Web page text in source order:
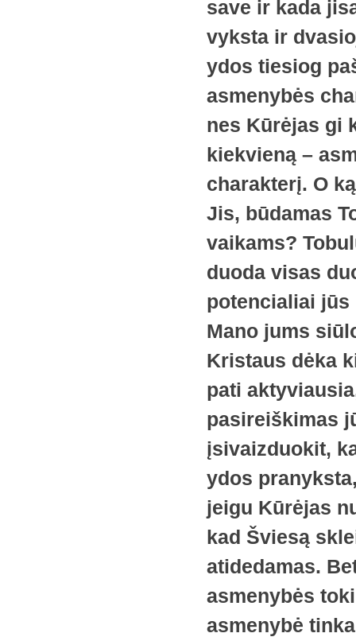
save ir kada
vyksta ir
ydos tiesiog
asmenybės
nes Kūrėjas gi
kiekvieną –
charakterį. O
Jis, būdamas
vaikams?
duoda visas
potencialiai jūs
Mano jums
Kristaus dėka
pati
pasireiškimas
įsivaizduokit,
ydos
jeigu Kūrėjas
kad Šviesą
atidedamas.
asmenybės
asmenybė